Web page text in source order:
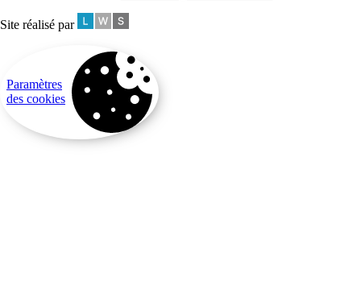
Site réalisé par
Paramètres
des cookies